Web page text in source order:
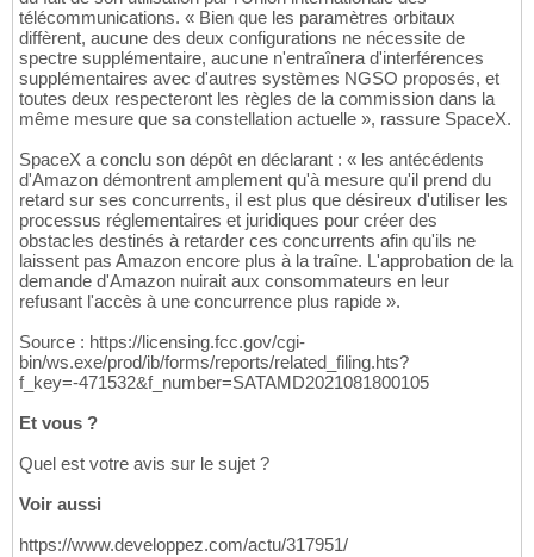
télécommunications. « Bien que les paramètres orbitaux
diffèrent, aucune des deux configurations ne nécessite de
spectre supplémentaire, aucune n'entraînera d'interférences
supplémentaires avec d'autres systèmes NGSO proposés, et
toutes deux respecteront les règles de la commission dans la
même mesure que sa constellation actuelle », rassure SpaceX.
SpaceX a conclu son dépôt en déclarant : « les antécédents
d'Amazon démontrent amplement qu'à mesure qu'il prend du
retard sur ses concurrents, il est plus que désireux d'utiliser les
processus réglementaires et juridiques pour créer des
obstacles destinés à retarder ces concurrents afin qu'ils ne
laissent pas Amazon encore plus à la traîne. L'approbation de la
demande d'Amazon nuirait aux consommateurs en leur
refusant l'accès à une concurrence plus rapide ».
Source : https://licensing.fcc.gov/cgi-
bin/ws.exe/prod/ib/forms/reports/related_filing.hts?
f_key=-471532&f_number=SATAMD2021081800105
Et vous ?
Quel est votre avis sur le sujet ?
Voir aussi
https://www.developpez.com/actu/317951/